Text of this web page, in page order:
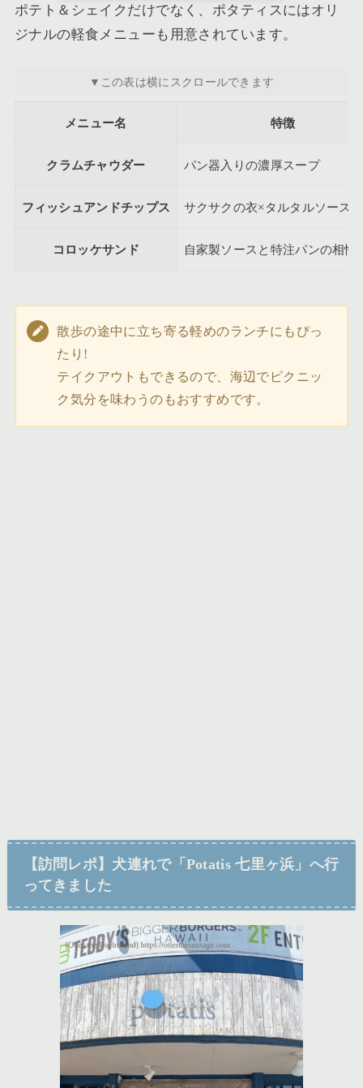
ポテト＆シェイクだけでなく、ポタティスにはオリ
ジナルの軽食メニューも用意されています。
メニュー名 特徴
クラムチャウダー パン器入りの濃厚スープ
フィッシュアンドチップス サクサクの衣×タルタルソース
コロッケサンド 自家製ソースと特注パンの相性
散歩の途中に立ち寄る軽めのランチにもぴっ
たり!
テイクアウトもできるので、海辺でピクニッ
ク気分を味わうのもおすすめです。
【訪問レポ】犬連れで「Potatis 七里ヶ浜」へ行
ってきました